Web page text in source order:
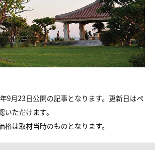
9月23日公開の記事となります。更新日はペ
ただけます。
格は取材当時のものとなります。